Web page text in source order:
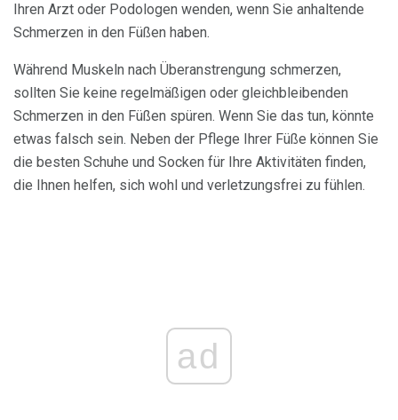
Ihren Arzt oder Podologen wenden, wenn Sie anhaltende
Schmerzen in den Füßen haben.
Während Muskeln nach Überanstrengung schmerzen,
sollten Sie keine regelmäßigen oder gleichbleibenden
Schmerzen in den Füßen spüren. Wenn Sie das tun, könnte
etwas falsch sein. Neben der Pflege Ihrer Füße können Sie
die besten Schuhe und Socken für Ihre Aktivitäten finden,
die Ihnen helfen, sich wohl und verletzungsfrei zu fühlen.
ad